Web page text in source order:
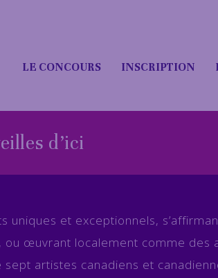
LE CONCOURS INSCRIPTION
d’ici
uniques et exceptionnels,
œuvrant localement comme des
artistes canadiens et